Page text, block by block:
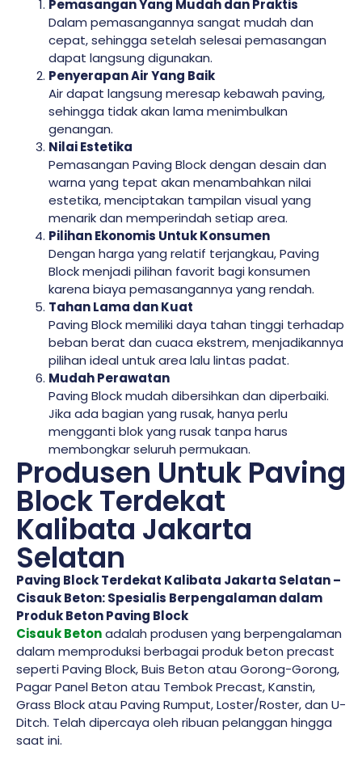
Pemasangan Yang Mudah dan Praktis
Dalam pemasangannya sangat mudah dan
cepat, sehingga setelah selesai pemasangan
dapat langsung digunakan.
Penyerapan Air Yang Baik
Air dapat langsung meresap kebawah paving,
sehingga tidak akan lama menimbulkan
genangan.
Nilai Estetika
Pemasangan Paving Block dengan desain dan
warna yang tepat akan menambahkan nilai
estetika, menciptakan tampilan visual yang
menarik dan memperindah setiap area.
Pilihan Ekonomis Untuk Konsumen
Dengan harga yang relatif terjangkau, Paving
Block menjadi pilihan favorit bagi konsumen
karena biaya pemasangannya yang rendah.
Tahan Lama dan Kuat
Paving Block memiliki daya tahan tinggi terhadap
beban berat dan cuaca ekstrem, menjadikannya
pilihan ideal untuk area lalu lintas padat.
Mudah Perawatan
Paving Block mudah dibersihkan dan diperbaiki.
Jika ada bagian yang rusak, hanya perlu
mengganti blok yang rusak tanpa harus
membongkar seluruh permukaan.
Produsen Untuk Paving
Block Terdekat
Kalibata Jakarta
Selatan
Paving Block Terdekat Kalibata Jakarta Selatan –
Cisauk Beton: Spesialis Berpengalaman dalam
Produk Beton Paving Block
Cisauk Betonadalah produsen yang berpengalaman
dalam memproduksi berbagai produk beton precast
seperti Paving Block, Buis Beton atau Gorong-Gorong,
Pagar Panel Beton atau Tembok Precast, Kanstin,
Grass Block atau Paving Rumput, Loster/Roster, dan U-
Ditch. Telah dipercaya oleh ribuan pelanggan hingga
saat ini.